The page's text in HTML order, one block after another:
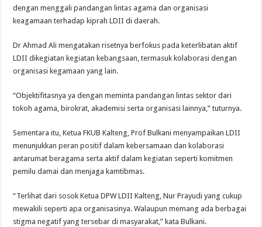
dengan menggali pandangan lintas agama dan organisasi
keagamaan terhadap kiprah LDII di daerah.
Dr Ahmad Ali mengatakan risetnya berfokus pada keterlibatan aktif
LDII dikegiatan kegiatan kebangsaan, termasuk kolaborasi dengan
organisasi kegamaan yang lain.
“Objektifitasnya ya dengan meminta pandangan lintas sektor dari
tokoh agama, birokrat, akademisi serta organisasi lainnya,” tuturnya.
Sementara itu, Ketua FKUB Kalteng, Prof Bulkani menyampaikan LDII
menunjukkan peran positif dalam kebersamaan dan kolaborasi
antarumat beragama serta aktif dalam kegiatan seperti komitmen
pemilu damai dan menjaga kamtibmas.
“Terlihat dari sosok Ketua DPW LDII Kalteng, Nur Prayudi yang cukup
mewakili seperti apa organisasinya. Walaupun memang ada berbagai
stigma negatif yang tersebar di masyarakat,” kata Bulkani.